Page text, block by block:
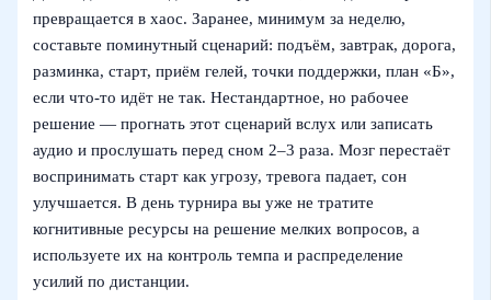
превращается в хаос. Заранее, минимум за неделю,
составьте поминутный сценарий: подъём, завтрак, дорога,
разминка, старт, приём гелей, точки поддержки, план «Б»,
если что-то идёт не так. Нестандартное, но рабочее
решение — прогнать этот сценарий вслух или записать
аудио и прослушать перед сном 2–3 раза. Мозг перестаёт
воспринимать старт как угрозу, тревога падает, сон
улучшается. В день турнира вы уже не тратите
когнитивные ресурсы на решение мелких вопросов, а
используете их на контроль темпа и распределение
усилий по дистанции.